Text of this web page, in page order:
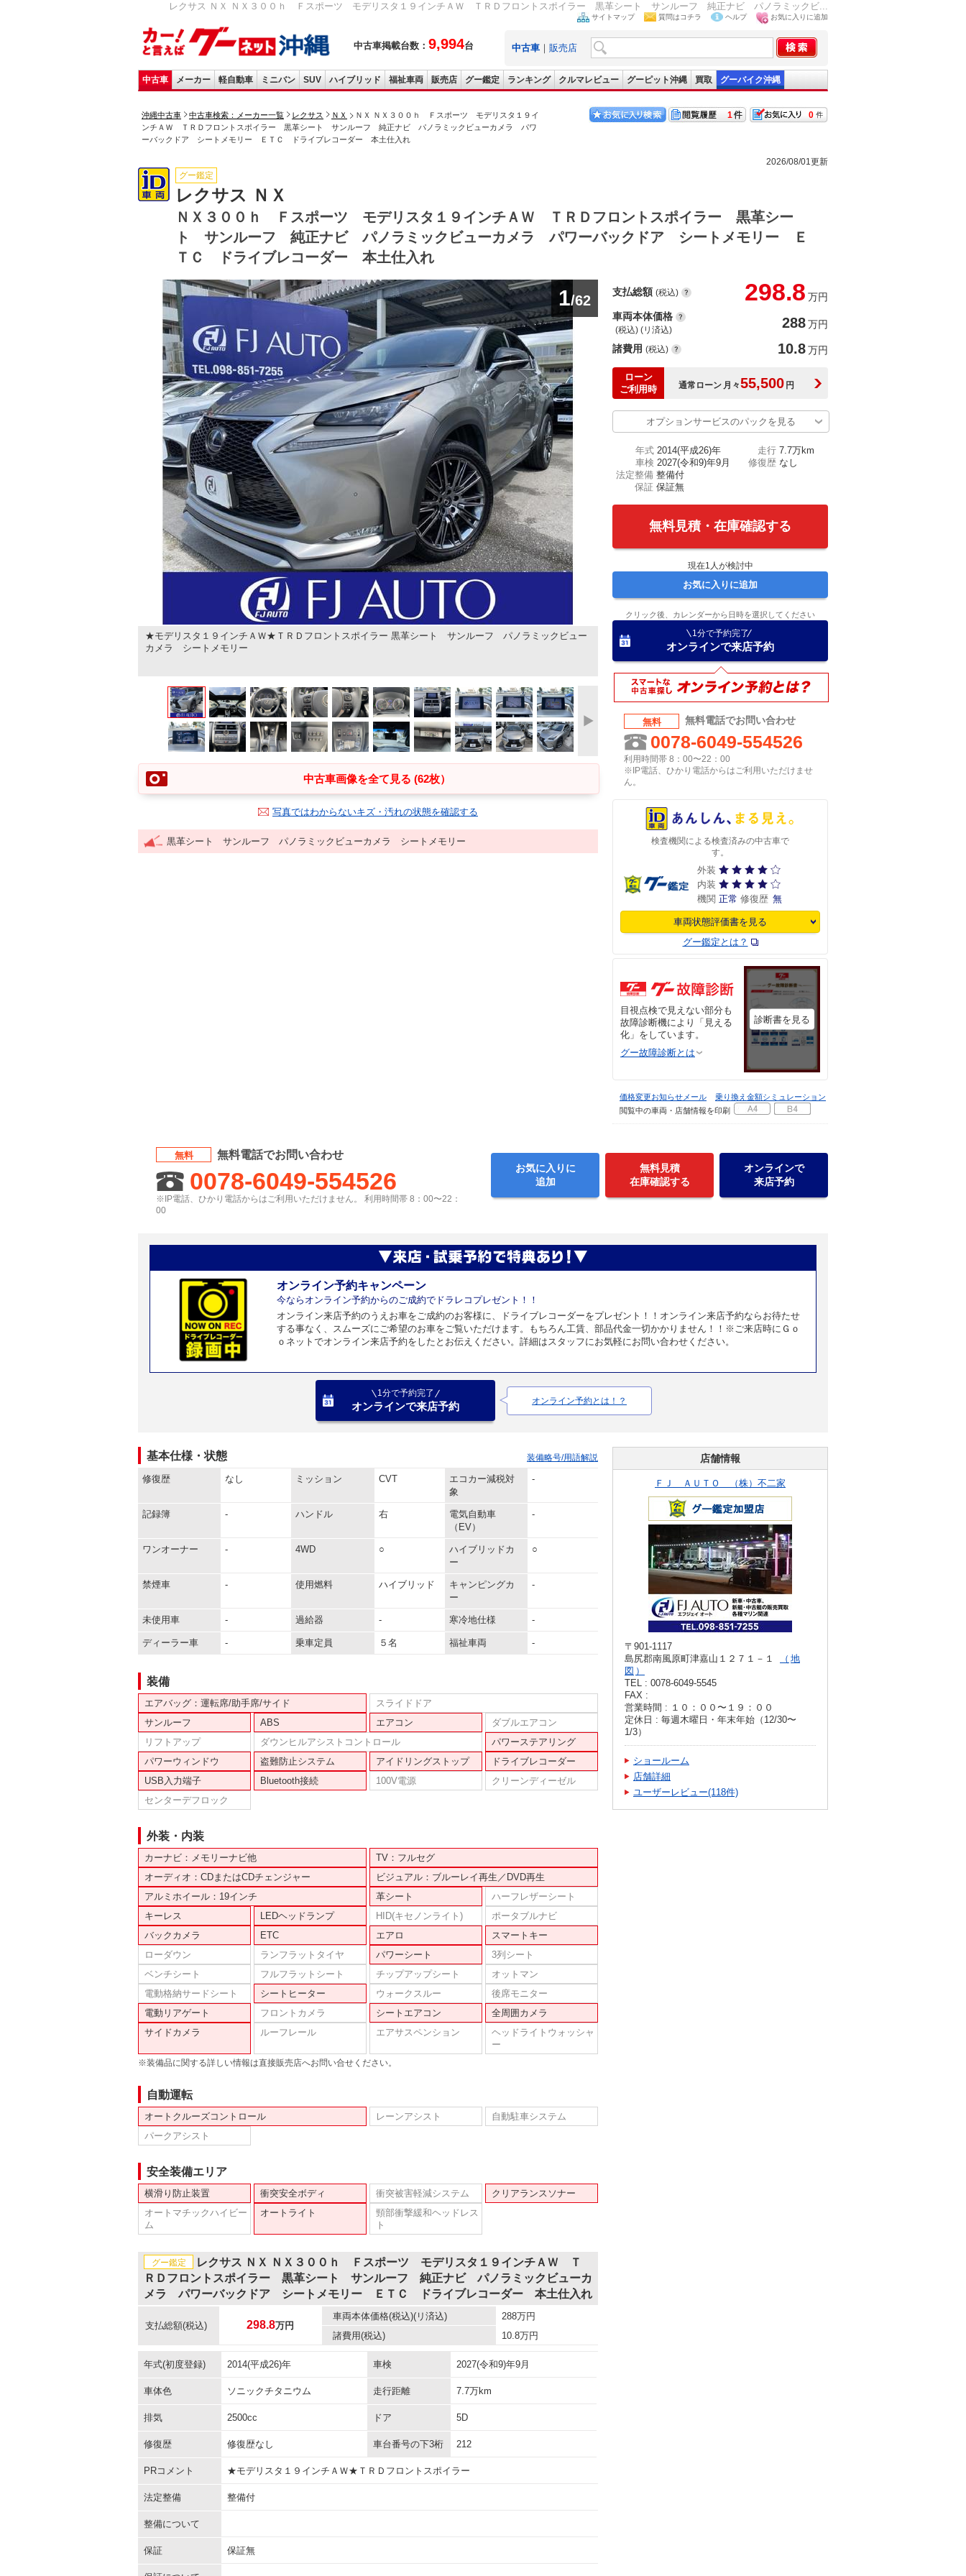
レクサス ＮＸ ＮＸ３００ｈ Ｆスポーツ モデリスタ１９インチＡＷ ＴＲＤフロントスポイラー 黒革シート サンルーフ 純正ナビ パノラミックビ...
中古車掲載台数： 9,994台
サイトマップ 質問はコチラ ヘルプ お気に入りに追加
中古車 ｜ 販売店
中古車 メーカー 軽自動車 ミニバン SUV ハイブリッド 福祉車両 販売店 グー鑑定 ランキング クルマレビュー グーピット沖縄 買取 グーバイク沖縄
沖縄中古車 中古車検索：メーカー一覧 レクサス ＮＸ
ＮＸ ＮＸ３００ｈ Ｆスポーツ モデリスタ１９イ
ンチＡＷ ＴＲＤフロントスポイラー 黒革シート サンルーフ 純正ナビ パノラミックビューカメラ パワ
ーバックドア シートメモリー ＥＴＣ ドライブレコーダー 本土仕入れ
0
1
2026/08/01更新
グー鑑定
レクサス ＮＸ
ＮＸ３００ｈ Ｆスポーツ モデリスタ１９インチＡＷ ＴＲＤフロントスポイラー 黒革シー
ト サンルーフ 純正ナビ パノラミックビューカメラ パワーバックドア シートメモリー Ｅ
ＴＣ ドライブレコーダー 本土仕入れ
★モデリスタ１９インチＡＷ★ＴＲＤフロントスポイラー 黒革シート サンルーフ パノラミックビュー
カメラ シートメモリー
1/62
中古車画像を全て見る (62枚）
写真ではわからないキズ・汚れの状態を確認する
黒革シート サンルーフ パノラミックビューカメラ シートメモリー
支払総額 (税込) 298.8 万円
車両本体価格
(税込) (リ済込) 288万円
諸費用 (税込) 10.8万円
ローン
ご利用時
通常ローン 月々55,500 円
オプションサービスのパックを見る
年式 2014(平成26)年 走行 7.7万km
車検 2027(令和9)年9月 修復歴 なし
法定整備 整備付
保証 保証無
無料見積・在庫確認する
現在1 人が検討中
お気に入りに追加
クリック後、カレンダーから日時を選択してください
1分で予約完了
オンラインで来店予約
無料 無料電話でお問い合わせ
0078-6049-554526
利用時間帯 8：00〜22：00
※IP電話、ひかり電話からはご利用いただけませ
ん。
検査機関による検査済みの中古車で
す。
外装
内装
機関 正常 修復歴 無
車両状態評価書を見る
グー鑑定とは？
目視点検で見えない部分も
故障診断機により「見える
化」をしています。
グー故障診断とは
診断書を見る
価格変更お知らせメール
乗り換え金額シミュレーション
閲覧中の車両・店舗情報を印刷
無料 無料電話でお問い合わせ
0078-6049-554526
※IP電話、ひかり電話からはご利用いただけません。 利用時間帯 8：00〜22：
00
お気に入りに
追加
無料見積
在庫確認する
オンラインで
来店予約
オンライン予約キャンペーン
今ならオンライン予約からのご成約でドラレコプレゼント！！
オンライン来店予約のうえお車をご成約のお客様に、ドライブレコーダーをプレゼント！！オンライン来店予約ならお待たせ
する事なく、スムーズにご希望のお車をご覧いただけます。もちろん工賃、部品代金一切かかりません！！※ご来店時にＧｏ
ｏネットでオンライン来店予約をしたとお伝えください。詳細はスタッフにお気軽にお問い合わせください。
1分で予約完了
オンラインで来店予約 オンライン予約とは！？
基本仕様・状態 装備略号/用語解説
修復歴 なし ミッション CVT
エコカー減税対
象
-
記録簿 - ハンドル 右
電気自動車
（EV）
-
ワンオーナー - 4WD ○
ハイブリッドカ
ー
○
禁煙車 - 使用燃料 ハイブリッド
キャンピングカ
ー
-
未使用車 - 過給器 - 寒冷地仕様 -
ディーラー車 - 乗車定員 ５名 福祉車両 -
装備
エアバッグ：運転席/助手席/サイド
スライドドア
サンルーフ
ABS エアコン
ダブルエアコン
リフトアップ
ダウンヒルアシストコントロール
パワーステアリング
パワーウィンドウ
盗難防止システム アイドリングストップ
ドライブレコーダー
USB入力端子
Bluetooth接続 100V電源
クリーンディーゼル
センターデフロック
外装・内装
カーナビ：メモリーナビ他
TV：フルセグ
オーディオ：CDまたはCDチェンジャー
ビジュアル：ブルーレイ再生／DVD再生
アルミホイール：19インチ
革シート
ハーフレザーシート
キーレス
LEDヘッドランプ HID(キセノンライト)
ポータブルナビ
バックカメラ
ETC エアロ
スマートキー
ローダウン
ランフラットタイヤ パワーシート
3列シート
ベンチシート
フルフラットシート チップアップシート
オットマン
電動格納サードシート
シートヒーター ウォークスルー
後席モニター
電動リアゲート
フロントカメラ シートエアコン
全周囲カメラ
サイドカメラ
ルーフレール エアサスペンション
ヘッドライトウォッシャ
ー
※装備品に関する詳しい情報は直接販売店へお問い合せください。
自動運転
オートクルーズコントロール レーンアシスト
自動駐車システム
パークアシスト
安全装備エリア
横滑り防止装置 衝突安全ボディ 衝突被害軽減システム
クリアランスソナー
オートマチックハイビー
ム
オートライト
頸部衝撃緩和ヘッドレス
ト
グー鑑定
レクサス ＮＸ ＮＸ３００ｈ Ｆスポーツ モデリスタ１９インチＡＷ Ｔ
ＲＤフロントスポイラー 黒革シート サンルーフ 純正ナビ パノラミックビューカ
メラ パワーバックドア シートメモリー ＥＴＣ ドライブレコーダー 本土仕入れ
支払総額(税込) 298.8万円
車両本体価格(税込)(リ済込) 288万円
諸費用(税込) 10.8万円
年式(初度登録) 2014(平成26)年 車検 2027(令和9)年9月
車体色 ソニックチタニウム 走行距離 7.7万km
排気 2500cc ドア 5D
修復歴 修復歴なし 車台番号の下3桁 212
PRコメント ★モデリスタ１９インチＡＷ★ＴＲＤフロントスポイラー
法定整備 整備付
整備について
保証 保証無
店舗情報
ＦＪ ＡＵＴＯ （株）不二家
〒901-1117
島尻郡南風原町津嘉山１２７１－１
地
図
TEL : 0078-6049-5545
FAX :
営業時間 : １０：００〜１９：００
定休日 : 毎週木曜日・年末年始（12/30〜
1/3）
ショールーム
店舗詳細
ユーザーレビュー(118件)